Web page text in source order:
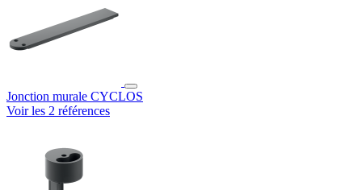
Jonction murale CYCLOS
Voir les 2 références